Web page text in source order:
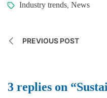
Industry trends, News
PREVIOUS POST
3 replies on